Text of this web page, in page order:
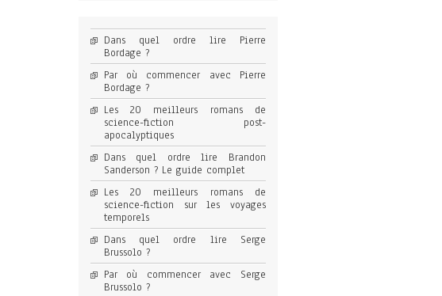
Dans quel ordre lire Pierre
Bordage ?
Par où commencer avec Pierre
Bordage ?
Les 20 meilleurs romans de
science-fiction post-
apocalyptiques
Dans quel ordre lire Brandon
Sanderson ? Le guide complet
Les 20 meilleurs romans de
science-fiction sur les voyages
temporels
Dans quel ordre lire Serge
Brussolo ?
Par où commencer avec Serge
Brussolo ?